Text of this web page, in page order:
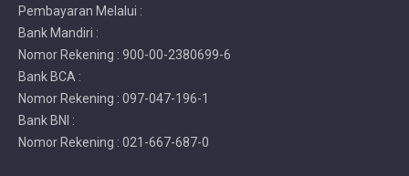
Pembayaran Melalui :
Bank Mandiri :
Nomor Rekening : 900-00-2380699-6
Bank BCA :
Nomor Rekening : 097-047-196-1
Bank BNI :
Nomor Rekening : 021-667-687-0